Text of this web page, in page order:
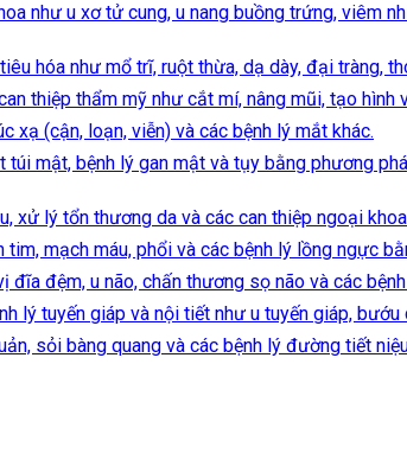
như u xơ tử cung, u nang buồng trứng, viêm
hóa như mổ trĩ, ruột thừa, dạ dày, đại tràng,
thiệp thẩm mỹ như cắt mí, nâng mũi, tạo hình
(cận, loạn, viễn) và các bệnh lý mắt khác.
mật, bệnh lý gan mật và tụy bằng phương
xử lý tổn thương da và các can thiệp ngoại
mạch máu, phổi và các bệnh lý lồng ngực
đệm, u não, chấn thương sọ não và các
lý tuyến giáp và nội tiết như u tuyến giáp,
sỏi bàng quang và các bệnh lý đường tiết